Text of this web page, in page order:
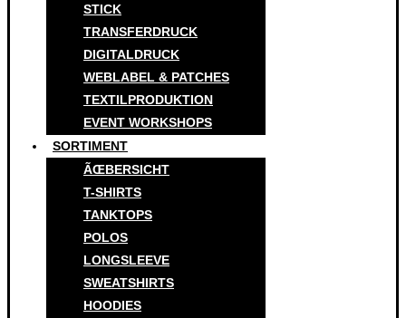
STICK
TRANSFERDRUCK
DIGITALDRUCK
WEBLABEL & PATCHES
TEXTILPRODUKTION
EVENT WORKSHOPS
SORTIMENT
ÃŒBERSICHT
T-SHIRTS
TANKTOPS
POLOS
LONGSLEEVE
SWEATSHIRTS
HOODIES